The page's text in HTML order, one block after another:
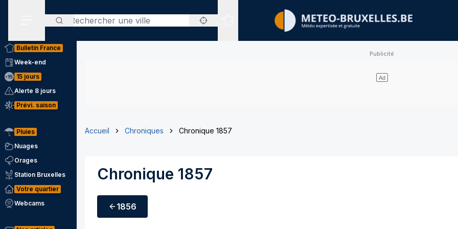
Rechercher
Sites expertisés
Bulletin France
Week-end
15 jours
Alerte 8 jours
Prévi. saison
Pluies
Nuages
Orages
Station Bruxelles
Votre quartier
Webcams
Accueil Chroniques Chronique 1857
Chronique 1857
1856